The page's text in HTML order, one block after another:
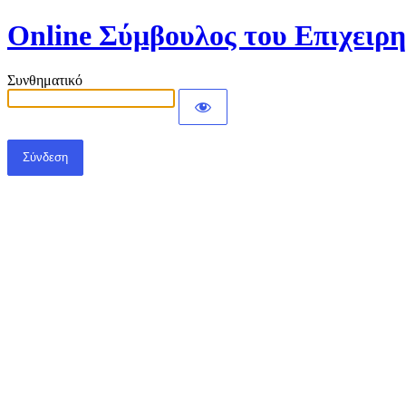
Online Σύμβουλος του
Συνθηματικό